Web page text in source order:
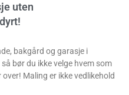
uten
bakgård og garasje i
bør du ikke velge hvem som
Maling er ikke vedlikehold